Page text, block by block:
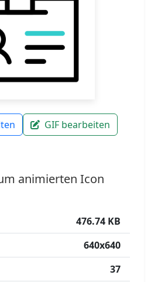
GIF bearbeiten
animierten Icon
476.74 KB
640x640
37